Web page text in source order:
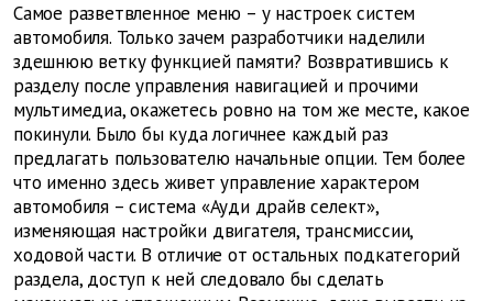
Самое разветвленное меню – у настроек систем
автомобиля. Только зачем разработчики наделили
здешнюю ветку функцией памяти? Возвратившись к
разделу после управления навигацией и прочими
мультимедиа, окажетесь ровно на том же месте, какое
покинули. Было бы куда логичнее каждый раз
предлагать пользователю начальные опции. Тем более
что именно здесь живет управление характером
автомобиля – система «Ауди драйв селект»,
изменяющая настройки двигателя, трансмиссии,
ходовой части. В отличие от остальных подкатегорий
раздела, доступ к ней следовало бы сделать